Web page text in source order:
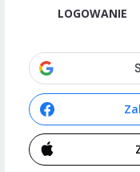
LOGOWANIE